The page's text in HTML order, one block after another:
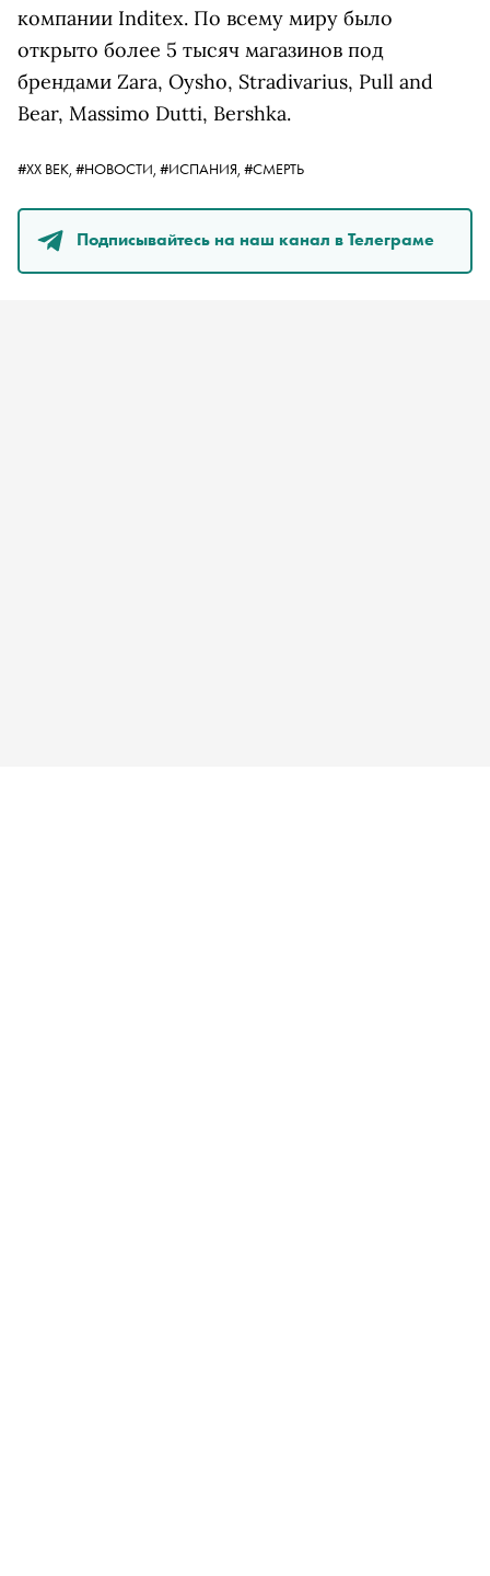
компании Inditex. По всему миру было
открыто более 5 тысяч магазинов под
брендами Zara, Oysho, Stradivarius, Pull and
Bear, Massimo Dutti, Bershka.
#ХХ ВЕК, #НОВОСТИ, #ИСПАНИЯ, #СМЕРТЬ
Подписывайтесь на наш канал в Телеграме